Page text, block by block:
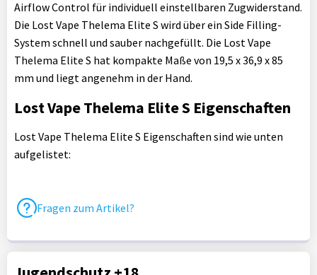
Airflow Control für individuell einstellbaren Zugwiderstand.
Die Lost Vape Thelema Elite S wird über ein Side Filling-
System schnell und sauber nachgefüllt. Die Lost Vape
Thelema Elite S hat kompakte Maße von 19,5 x 36,9 x 85
mm und liegt angenehm in der Hand.
Lost Vape Thelema Elite S Eigenschaften
Lost Vape Thelema Elite S Eigenschaften sind wie unten
aufgelistet:
Fragen zum Artikel?